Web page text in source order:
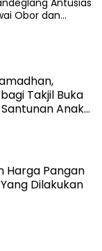
Antusias
Obor dan
Takjil Buka
Anak
Harga Pangan
Dilakukan